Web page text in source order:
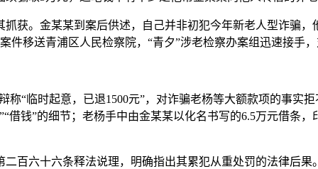
获。金某某到案后供述，自己并非初犯今年新老人型诈骗，
件移送青浦区人民检察院，“青夕”涉老检察办案组迅速接手
称“临时起意，已退1500元”，对诈骗老杨等大额款项的事实
借钱”的细节；老杨手中由金某某以化名书写的6.5万元借条
百六十六条释法说理，明确指出其累犯从重处罚的法律后